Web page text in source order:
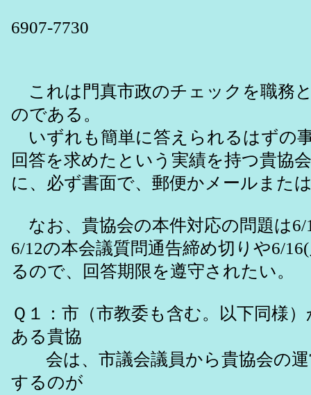
6907-7730
これは門真市政のチェックを職務
のである。
いずれも簡単に答えられるはずの
回答を求めたという実績を持つ貴協
に、必ず書面で、郵便かメールまた
なお、貴協会の本件対応の問題は
6/12の本会議質問通告締め切りや6/
るので、回答期限を遵守されたい。
Ｑ１：市（市教委も含む。以下同様
ある貴協
会は、市議会議員から貴協会の運
するのが